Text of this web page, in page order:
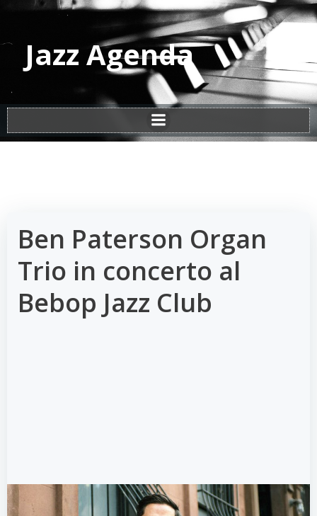
Vai
al
contenuto
Jazz Agenda
Ben Paterson Organ
Trio in concerto al
Bebop Jazz Club